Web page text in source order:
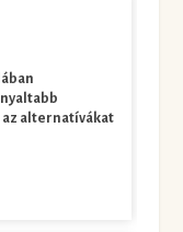
alternatívákat